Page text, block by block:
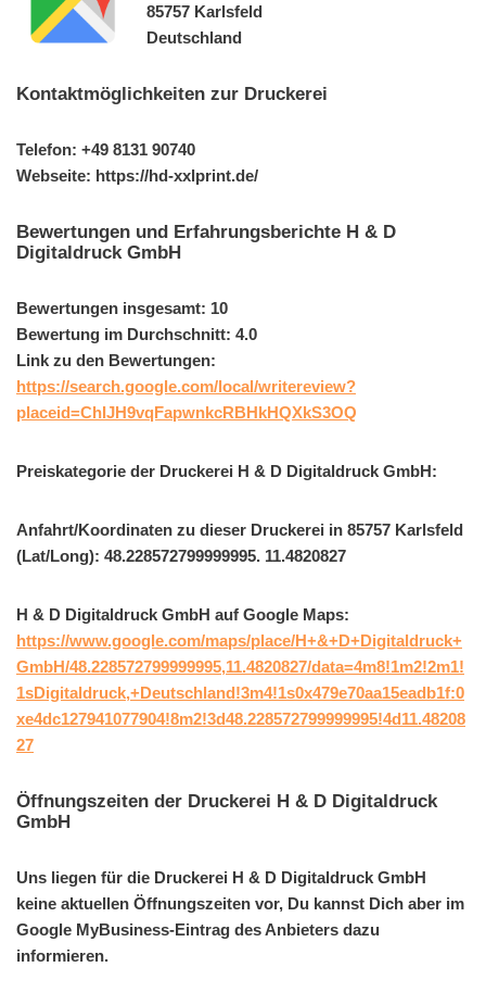
85757 Karlsfeld
Deutschland
Kontaktmöglichkeiten zur Druckerei
Telefon: +49 8131 90740
Webseite: https://hd-xxlprint.de/
Bewertungen und Erfahrungsberichte H & D
Digitaldruck GmbH
Bewertungen insgesamt: 10
Bewertung im Durchschnitt: 4.0
Link zu den Bewertungen:
https://search.google.com/local/writereview?
placeid=ChIJH9vqFapwnkcRBHkHQXkS3OQ
Preiskategorie der Druckerei H & D Digitaldruck GmbH:
Anfahrt/Koordinaten zu dieser Druckerei in 85757 Karlsfeld
(Lat/Long): 48.228572799999995. 11.4820827
H & D Digitaldruck GmbH auf Google Maps:
https://www.google.com/maps/place/H+&+D+Digitaldruck+
GmbH/48.228572799999995,11.4820827/data=4m8!1m2!2m1!
1sDigitaldruck,+Deutschland!3m4!1s0x479e70aa15eadb1f:0
xe4dc127941077904!8m2!3d48.228572799999995!4d11.48208
27
Öffnungszeiten der Druckerei H & D Digitaldruck
GmbH
Uns liegen für die Druckerei H & D Digitaldruck GmbH
keine aktuellen Öffnungszeiten vor, Du kannst Dich aber im
Google MyBusiness-Eintrag des Anbieters dazu
informieren.